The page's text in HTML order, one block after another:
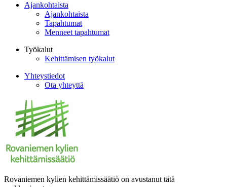
Ajankohtaista
Ajankohtaista
Tapahtumat
Menneet tapahtumat
Työkalut
Kehittämisen työkalut
Yhteystiedot
Ota yhteyttä
Rovaniemen kylien kehittämissäätiö on avustanut tätä